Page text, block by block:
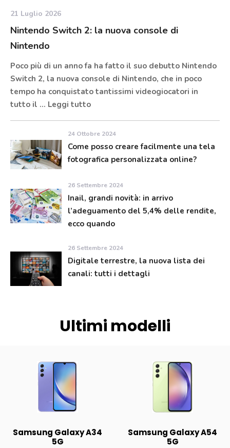
21 Luglio 2026
Nintendo Switch 2: la nuova console di
Nintendo
Poco più di un anno fa ha fatto il suo debutto Nintendo
Switch 2, la nuova console di Nintendo, che in poco
tempo ha conquistato tantissimi videogiocatori in
tutto il … Leggi tutto
24 Ottobre 2024
Come posso creare facilmente una tela
fotografica personalizzata online?
26 Settembre 2024
Inail, grandi novità: in arrivo
l’adeguamento del 5,4% delle rendite,
ecco quando
26 Settembre 2024
Digitale terrestre, la nuova lista dei
canali: tutti i dettagli
Ultimi modelli
Samsung Galaxy A34
5G
Samsung Galaxy A54
5G